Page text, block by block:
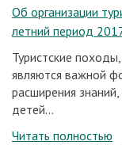
Об организации
летний период
Туристские
являются важной
расширения
детей...
Читать полностью